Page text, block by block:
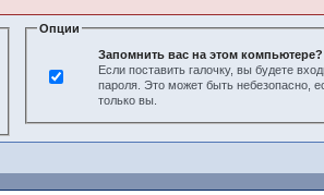
Опции
Запомнить вас на этом компьютере?
Если поставить галочку, вы будете
пароля. Это может быть небезопасно,
только вы.